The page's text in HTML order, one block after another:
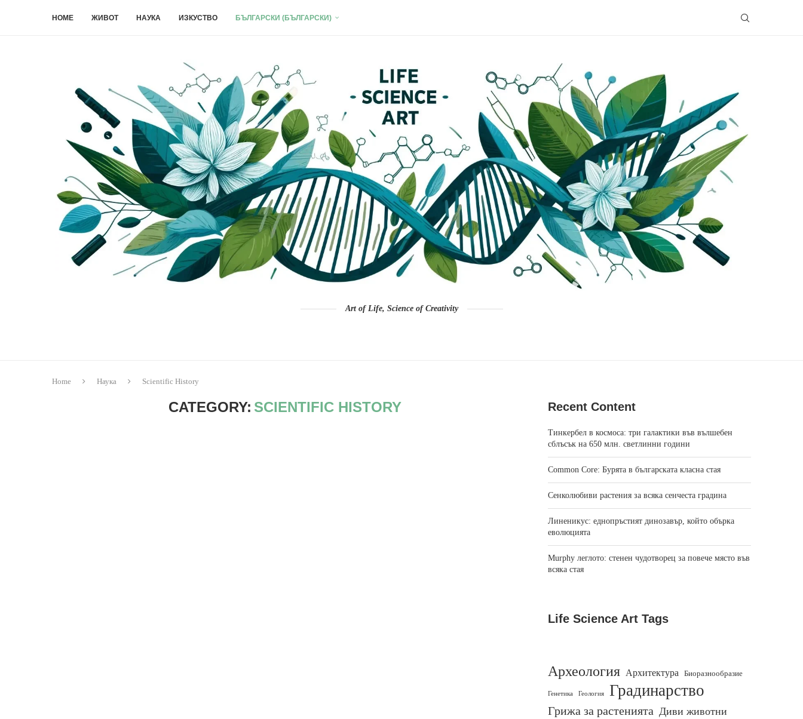
HOME ЖИВОТ НАУКА ИЗКУСТВО БЪЛГАРСКИ (БЪЛГАРСКИ)
Art of Life, Science of Creativity
Home Наука Scientific History
CATEGORY: SCIENTIFIC HISTORY Recent Content
Тинкербел в космоса: три галактики във вълшебен
сблъсък на 650 млн. светлинни години
Common Core: Бурята в българската класна стая
Сенколюбиви растения за всяка сенчеста градина
Линеникус: еднопръстият динозавър, който обърка
еволюцията
Murphy леглото: стенен чудотворец за повече място във
всяка стая
Life Science Art Tags
Археология Архитектура Биоразнообразие
Генетика Геология Градинарство
Грижа за растенията Диви животни